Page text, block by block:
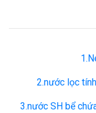
2.nước lọc
3.nước SH bể